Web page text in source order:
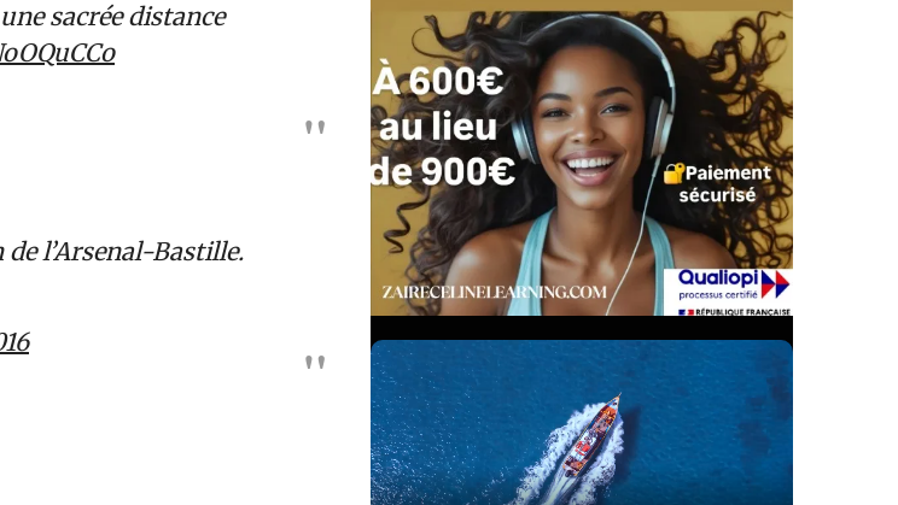
sacrée distance
l’Arsenal-Bastille.